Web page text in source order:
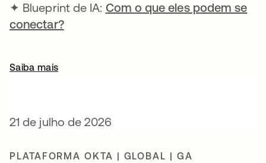
✦ Blueprint de IA: Com o que eles podem se
conectar?
Saiba mais
21 de julho de 2026
PLATAFORMA OKTA | GLOBAL | GA